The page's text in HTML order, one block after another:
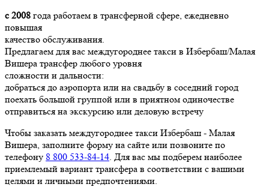
с 2008 года работаем в трансферной сфере, ежедневно
повышая
качество обслуживания.
Предлагаем для вас междугороднее такси в Избербаш/Малая
Вишера трансфер любого уровня
сложности и дальности:
добраться до аэропорта или на свадьбу в соседний город
поехать большой группой или в приятном одиночестве
отправиться на экскурсию или деловую встречу
Чтобы заказать междугороднее такси Избербаш - Малая
Вишера, заполните форму на сайте или позвоните по
телефону 8 800 533-84-14. Для вас мы подберем наиболее
приемлемый вариант трансфера в соответствии с вашими
целями и личными предпочтениями.